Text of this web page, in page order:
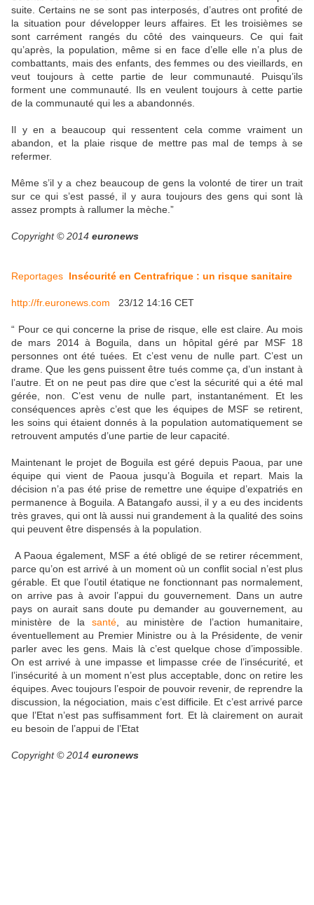
suite. Certains ne se sont pas interposés, d’autres ont profité de
la situation pour développer leurs affaires. Et les troisièmes se
sont carrément rangés du côté des vainqueurs. Ce qui fait
qu’après, la population, même si en face d’elle elle n’a plus de
combattants, mais des enfants, des femmes ou des vieillards, en
veut toujours à cette partie de leur communauté. Puisqu’ils
forment une communauté. Ils en veulent toujours à cette partie
de la communauté qui les a abandonnés.
Il y en a beaucoup qui ressentent cela comme vraiment un
abandon, et la plaie risque de mettre pas mal de temps à se
refermer.
Même s’il y a chez beaucoup de gens la volonté de tirer un trait
sur ce qui s’est passé, il y aura toujours des gens qui sont là
assez prompts à rallumer la mèche.”
Copyright © 2014 euronews
Reportages Insécurité en Centrafrique : un risque sanitaire
http://fr.euronews.com 23/12 14:16 CET
“ Pour ce qui concerne la prise de risque, elle est claire. Au mois
de mars 2014 à Boguila, dans un hôpital géré par MSF 18
personnes ont été tuées. Et c’est venu de nulle part. C’est un
drame. Que les gens puissent être tués comme ça, d’un instant à
l’autre. Et on ne peut pas dire que c’est la sécurité qui a été mal
gérée, non. C’est venu de nulle part, instantanément. Et les
conséquences après c’est que les équipes de MSF se retirent,
les soins qui étaient donnés à la population automatiquement se
retrouvent amputés d’une partie de leur capacité.
Maintenant le projet de Boguila est géré depuis Paoua, par une
équipe qui vient de Paoua jusqu’à Boguila et repart. Mais la
décision n’a pas été prise de remettre une équipe d’expatriés en
permanence à Boguila. A Batangafo aussi, il y a eu des incidents
très graves, qui ont là aussi nui grandement à la qualité des soins
qui peuvent être dispensés à la population.
A Paoua également, MSF a été obligé de se retirer récemment,
parce qu’on est arrivé à un moment où un conflit social n’est plus
gérable. Et que l’outil étatique ne fonctionnant pas normalement,
on arrive pas à avoir l’appui du gouvernement. Dans un autre
pays on aurait sans doute pu demander au gouvernement, au
ministère de la santé, au ministère de l’action humanitaire,
éventuellement au Premier Ministre ou à la Présidente, de venir
parler avec les gens. Mais là c’est quelque chose d’impossible.
On est arrivé à une impasse et limpasse crée de l’insécurité, et
l’insécurité à un moment n’est plus acceptable, donc on retire les
équipes. Avec toujours l’espoir de pouvoir revenir, de reprendre la
discussion, la négociation, mais c’est difficile. Et c’est arrivé parce
que l’Etat n’est pas suffisamment fort. Et là clairement on aurait
eu besoin de l’appui de l’Etat
Copyright © 2014 euronews